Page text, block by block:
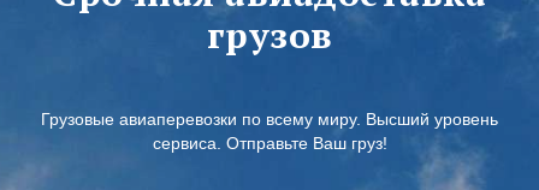
грузов
Грузовые авиаперевозки по всему миру. Высший уровень
сервиса. Отправьте Ваш груз!